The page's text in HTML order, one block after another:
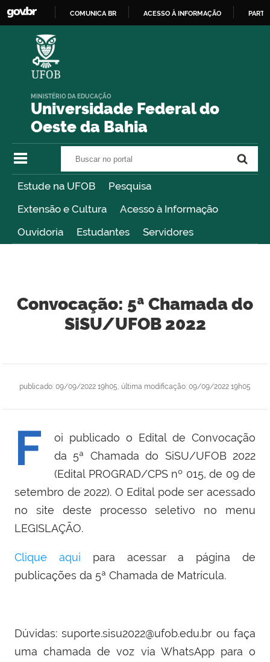
COMUNICA BR ACESSO À INFORMAÇÃO
Universidade Federal do
Oeste da Bahia
MINISTÉRIO DA EDUCAÇÃO
Estude na UFOB
Pesquisa
Extensão e Cultura
Acesso à Informação
Ouvidoria
Estudantes Servidores
Convocação: 5ª Chamada do
SiSU/UFOB 2022
publicado: 09/09/2022 19h05 última modificação: 09/09/2022 19h05
F
oi publicado o Edital de Convocação
da 5ª Chamada do SiSU/UFOB 2022
(Edital PROGRAD/CPS nº 015, de 09 de
setembro de 2022). O Edital pode ser acessado
no site deste processo seletivo no menu
LEGISLAÇÃO.
Clique aqui para acessar a página de
publicações da 5ª Chamada de Matrícula.
Dúvidas: suporte.sisu2022@ufob.edu.br ou faça
uma chamada de voz via WhatsApp para o